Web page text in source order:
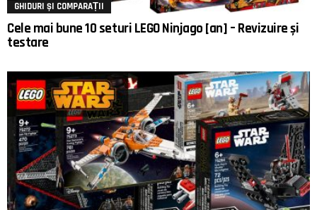
GHIDURI ȘI COMPARAȚII
Cele mai bune 10 seturi LEGO Ninjago [an] – Revizuire și
testare